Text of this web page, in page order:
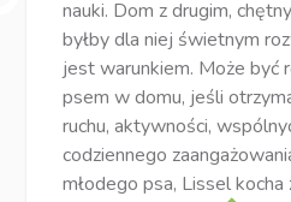
nauki. Dom z drugim,
byłby dla niej świetnym
jest warunkiem. Może być
psem w domu, jeśli
ruchu, aktywności,
codziennego
młodego psa, Lissel kocha